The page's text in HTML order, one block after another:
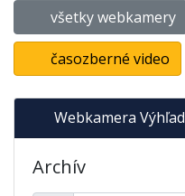
všetky webkamery
časozberné video
Webkamera Výhľad
Archív